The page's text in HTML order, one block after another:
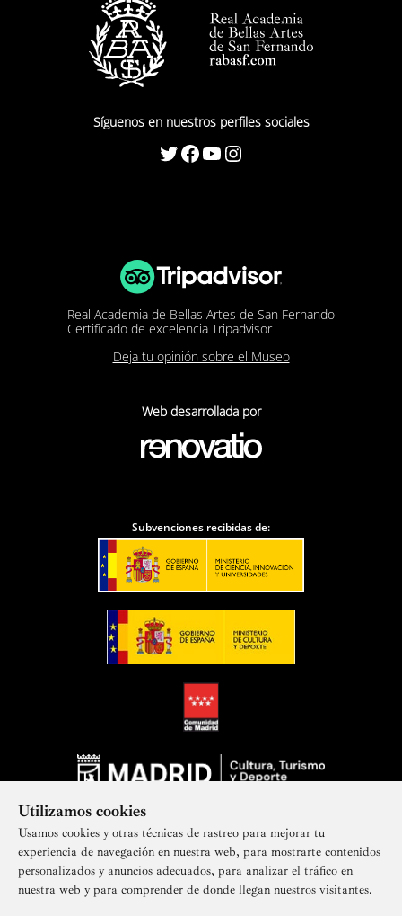
Utilizamos cookies
Usamos cookies y otras técnicas de rastreo para mejorar tu
experiencia de navegación en nuestra web, para mostrarte contenidos
personalizados y anuncios adecuados, para analizar el tráfico en
nuestra web y para comprender de donde llegan nuestros visitantes.
Síguenos en nuestros perfiles sociales
Twitter Facebook YouTube Instagram
Real Academia de Bellas Artes de San Fernando
Certificado de excelencia Tripadvisor
Deja tu opinión sobre el Museo
Web desarrollada por
Subvenciones recibidas de:
Suscríbete a nuestra newsletter